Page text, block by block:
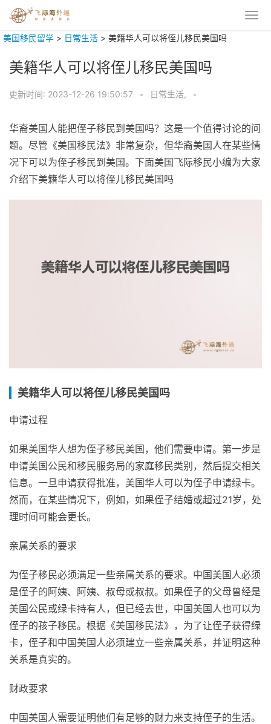
美国移民留学 > 日常生活 > 美籍华人可以将侄儿移民美国吗
美籍华人可以将侄儿移民美国吗
更新时间: 2023-12-26 19:50:57 • 日常生活, •
华裔美国人能把侄子移民到美国吗？这是一个值得讨论的问
题。尽管《美国移民法》非常复杂，但华裔美国人在某些情
况下可以为侄子移民到美国。下面美国飞际移民小编为大家
介绍下美籍华人可以将侄儿移民美国吗
美籍华人可以将侄儿移民美国吗
申请过程
如果美国华人想为侄子移民美国，他们需要申请。第一步是
申请美国公民和移民服务局的家庭移民类别，然后提交相关
信息。一旦申请获得批准，美国华人可以为侄子申请绿卡。
然而，在某些情况下，例如，如果侄子结婚或超过21岁，处
理时间可能会更长。
亲属关系的要求
为侄子移民必须满足一些亲属关系的要求。中国美国人必须
是侄子的阿姨、阿姨、叔母或叔叔。如果侄子的父母曾经是
美国公民或绿卡持有人，但已经去世，中国美国人也可以为
侄子的孩子移民。根据《美国移民法》，为了让侄子获得绿
卡，侄子和中国美国人必须建立一些亲属关系，并证明这种
关系是真实的。
财政要求
中国美国人需要证明他们有足够的财力来支持侄子的生活。